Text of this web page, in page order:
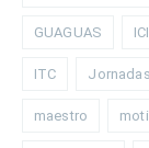
GUAGUAS ICI
ITC Jornadas
maestro